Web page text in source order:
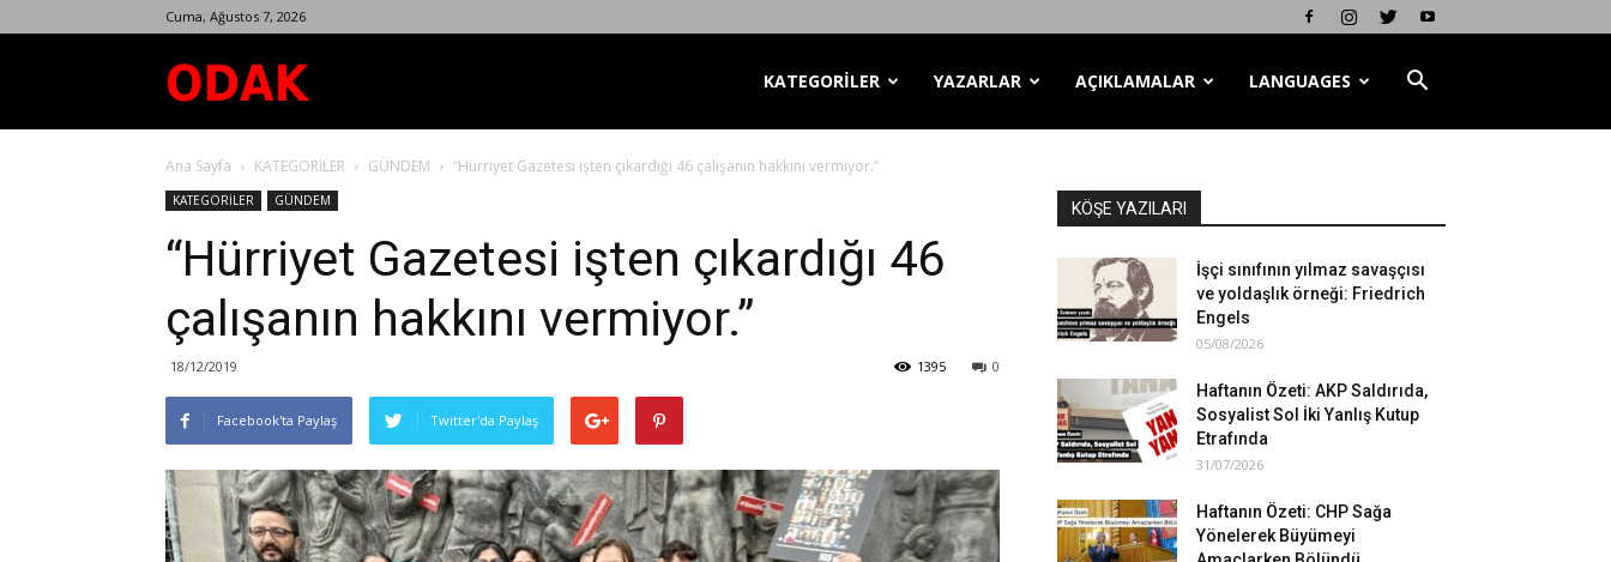
Cuma, Ağustos 7, 2026
Dergisi
KATEGORİLER YAZARLAR AÇIKLAMALAR LANGUAGES
Ana Sayfa KATEGORİLER GÜNDEM “Hürriyet Gazetesi işten çıkardığı 46 çalışanın hakkını vermiyor.”
KATEGORİLER GÜNDEM
“Hürriyet Gazetesi işten çıkardığı 46
çalışanın hakkını vermiyor.”
18/12/2019 0
1395
Facebook'ta Paylaş Twitter'da Paylaş
KÖŞE YAZILARI
İşçi sınıfının yılmaz savaşçısı
ve yoldaşlık örneği: Friedrich
Engels
05/08/2026
Haftanın Özeti: AKP Saldırıda,
Sosyalist Sol İki Yanlış Kutup
Etrafında
31/07/2026
Haftanın Özeti: CHP Sağa
Yönelerek Büyümeyi